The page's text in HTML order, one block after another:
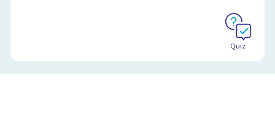
Quiz